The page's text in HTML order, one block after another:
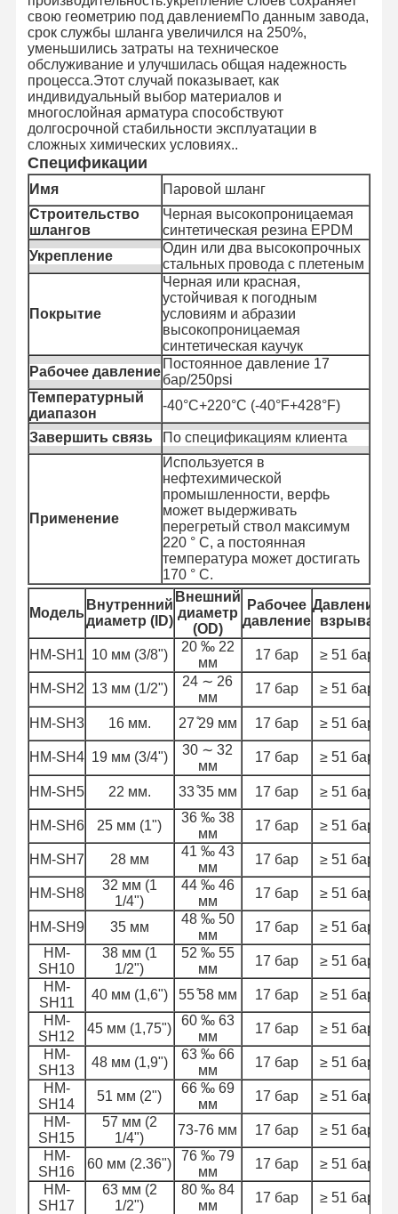
Выпускные трубы
Прочный для износа шланг
Всасывающий шланг для слизи
Труба для водопровода
Труба топливного шланга
Гидравлический масляный шланг
Керамические трубы для шлангов
Шланг с фосфорной кислотой
Металлический шланг
Плавучие шланги
Армированный шланг
свою геометрию под давлениемПо данным завода,
срок службы шланга увеличился на 250%,
уменьшились затраты на техническое
обслуживание и улучшилась общая надежность
процесса.Этот случай показывает, как
индивидуальный выбор материалов и
многослойная арматура способствуют
долгосрочной стабильности эксплуатации в
сложных химических условиях..
Спецификации
Имя
Паровой шланг
Строительство
шлангов
Черная высокопроницаемая
синтетическая резина EPDM
Укрепление
Один или два высокопрочных
стальных провода с плетеным
Покрытие
Черная или красная,
устойчивая к погодным
условиям и абразии
высокопроницаемая
синтетическая каучук
Рабочее давление
Постоянное давление 17
бар/250psi
Температурный
диапазон
-40°C+220°C (-40°F+428°F)
Завершить связь По спецификациям клиента
Применение
Используется в
нефтехимической
промышленности, верфь
может выдерживать
перегретый ствол максимум
220 ° C, а постоянная
температура может достигать
170 ° C.
Модель
Внутренний
диаметр (ID)
Внешний
диаметр
(OD)
Рабочее
давление
Давление
взрыва
HM-SH1 10 мм (3/8")
20 ‰ 22
мм
17 бар ≥ 51 бар
HM-SH2 13 мм (1/2")
24 ∼ 26
мм
17 бар ≥ 51 бар
HM-SH3 16 мм. 27 ̊29 мм 17 бар ≥ 51 бар
HM-SH4 19 мм (3/4")
30 ∼ 32
мм
17 бар ≥ 51 бар
HM-SH5 22 мм. 33 ̊35 мм 17 бар ≥ 51 бар
HM-SH6 25 мм (1")
36 ‰ 38
мм
17 бар ≥ 51 бар
HM-SH7 28 мм
41 ‰ 43
мм
17 бар ≥ 51 бар
HM-SH8
32 мм (1
1/4")
44 ‰ 46
мм
17 бар ≥ 51 бар
HM-SH9 35 мм
48 ‰ 50
мм
17 бар ≥ 51 бар
HM-
SH10
38 мм (1
1/2")
52 ‰ 55
мм
17 бар ≥ 51 бар
HM-
SH11
40 мм (1,6") 55 ̊58 мм 17 бар ≥ 51 бар
HM-
SH12
45 мм (1,75")
60 ‰ 63
мм
17 бар ≥ 51 бар
HM-
SH13
48 мм (1,9")
63 ‰ 66
мм
17 бар ≥ 51 бар
HM-
SH14
51 мм (2")
66 ‰ 69
мм
17 бар ≥ 51 бар
HM-
SH15
57 мм (2
1/4")
73-76 мм 17 бар ≥ 51 бар
HM-
SH16
60 мм (2.36")
76 ‰ 79
мм
17 бар ≥ 51 бар
HM-
SH17
63 мм (2
1/2")
80 ‰ 84
мм
17 бар ≥ 51 бар